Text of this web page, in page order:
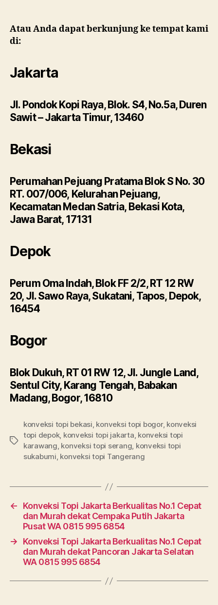
Atau Anda dapat berkunjung ke tempat kami
di:
Jakarta
Jl. Pondok Kopi Raya, Blok. S4, No.5a, Duren
Sawit – Jakarta Timur, 13460
Bekasi
Perumahan Pejuang Pratama Blok S No. 30
RT. 007/006, Kelurahan Pejuang,
Kecamatan Medan Satria, Bekasi Kota,
Jawa Barat, 17131
Depok
Perum Oma Indah, Blok FF 2/2, RT 12 RW
20, Jl. Sawo Raya, Sukatani, Tapos, Depok,
16454
Bogor
Blok Dukuh, RT 01 RW 12, Jl. Jungle Land,
Sentul City, Karang Tengah, Babakan
Madang, Bogor, 16810
Tags
konveksi topi bekasi, konveksi topi bogor, konveksi
topi depok, konveksi topi jakarta, konveksi topi
karawang, konveksi topi serang, konveksi topi
sukabumi, konveksi topi Tangerang
←
Konveksi Topi Jakarta Berkualitas No.1 Cepat
dan Murah dekat Cempaka Putih Jakarta
Pusat WA 0815 995 6854
→
Konveksi Topi Jakarta Berkualitas No.1 Cepat
dan Murah dekat Pancoran Jakarta Selatan
WA 0815 995 6854